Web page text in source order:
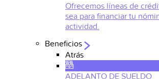
Ofrecemos líneas de
sea para financiar tu
actividad.
Beneficios
Atrás
ADELANTO DE SUELDO